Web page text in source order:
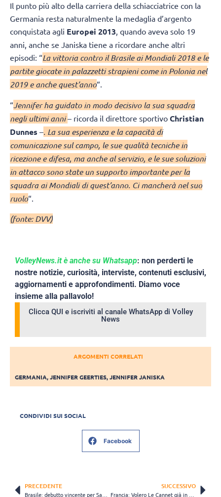
Il punto più alto della carriera della schiacciatrice con la
Germania resta naturalmente la medaglia d’argento
conquistata agli Europei 2013, quando aveva solo 19
anni, anche se Janiska tiene a ricordare anche altri
episodi: “La vittoria contro il Brasile ai Mondiali 2018 e le
partite giocate in palazzetti strapieni come in Polonia nel
2019 e anche quest’anno“.
“Jennifer ha guidato in modo decisivo la sua squadra
negli ultimi anni– ricorda il direttore sportivo Christian
Dunnes –. La sua esperienza e la capacità di
comunicazione sul campo, le sue qualità tecniche in
ricezione e difesa, ma anche al servizio, e le sue soluzioni
in attacco sono state un supporto importante per la
squadra ai Mondiali di quest’anno. Ci mancherà nel suo
ruolo“.
(fonte: DVV)
VolleyNews.it è anche su Whatsapp: non perderti le
nostre notizie, curiosità, interviste, contenuti esclusivi,
aggiornamenti e approfondimenti. Diamo voce
insieme alla pallavolo!
Clicca QUI e iscriviti al canale WhatsApp di Volley
News
ARGOMENTI CORRELATI
GERMANIA,JENNIFER GEERTIES,JENNIFER JANISKA
CONDIVIDI SUI SOCIAL
Facebook
PRECEDENTE
Brasile: debutto vincente per Sada Cruzeiro e Minas, inciampa il Renata
SUCCESSIVO
Francia: Volero Le Cannet già in fuga, primo squillo per il Mulhouse